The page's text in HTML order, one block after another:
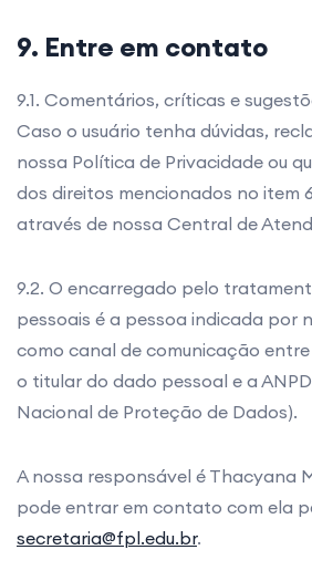
9. Entre em contato
9.1. Comentários, críticas e
Caso o usuário tenha dúvidas,
nossa Política de Privacidade ou
dos direitos mencionados no item
através de nossa Central de
9.2. O encarregado pelo
pessoais é a pessoa indicada por
como canal de comunicação entre
o titular do dado pessoal e a
Nacional de Proteção de Dados).
A nossa responsável é Thacyana
pode entrar em contato com ela
secretaria@fpl.edu.br.